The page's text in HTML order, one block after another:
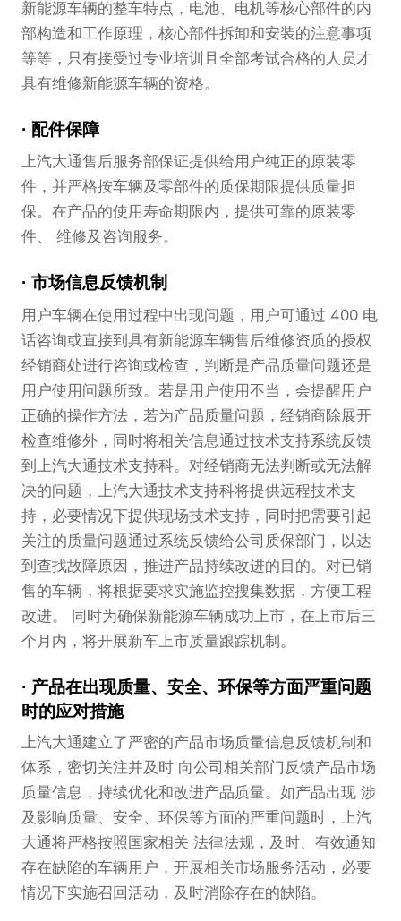
新能源车辆的整车特点，电池、电机等核心部件的内
部构造和工作原理，核心部件拆卸和安装的注意事项
等等，只有接受过专业培训且全部考试合格的人员才
具有维修新能源车辆的资格。
配件保障
上汽大通售后服务部保证提供给用户纯正的原装零
件，并严格按车辆及零部件的质保期限提供质量担
保。在产品的使用寿命期限内，提供可靠的原装零
件、 维修及咨询服务。
市场信息反馈机制
用户车辆在使用过程中出现问题，用户可通过 400 电
话咨询或直接到具有新能源车辆售后维修资质的授权
经销商处进行咨询或检查，判断是产品质量问题还是
用户使用问题所致。若是用户使用不当，会提醒用户
正确的操作方法，若为产品质量问题，经销商除展开
检查维修外，同时将相关信息通过技术支持系统反馈
到上汽大通技术支持科。对经销商无法判断或无法解
决的问题，上汽大通技术支持科将提供远程技术支
持，必要情况下提供现场技术支持，同时把需要引起
关注的质量问题通过系统反馈给公司质保部门，以达
到查找故障原因，推进产品持续改进的目的。对已销
售的车辆，将根据要求实施监控搜集数据，方便工程
改进。 同时为确保新能源车辆成功上市，在上市后三
个月内，将开展新车上市质量跟踪机制。
产品在出现质量、安全、环保等方面严重问题
时的应对措施
上汽大通建立了严密的产品市场质量信息反馈机制和
体系，密切关注并及时 向公司相关部门反馈产品市场
质量信息，持续优化和改进产品质量。如产品出现 涉
及影响质量、安全、环保等方面的严重问题时，上汽
大通将严格按照国家相关 法律法规，及时、有效通知
存在缺陷的车辆用户，开展相关市场服务活动，必要
情况下实施召回活动，及时消除存在的缺陷。